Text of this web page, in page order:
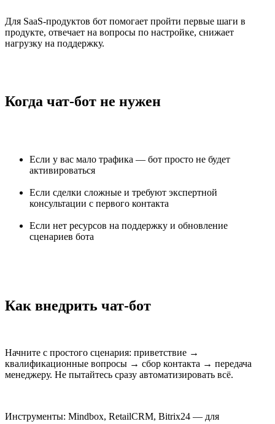
Для SaaS-продуктов бот помогает пройти первые шаги в
продукте, отвечает на вопросы по настройке, снижает
нагрузку на поддержку.
Когда чат-бот не нужен
Если у вас мало трафика — бот просто не будет
активироваться
Если сделки сложные и требуют экспертной
консультации с первого контакта
Если нет ресурсов на поддержку и обновление
сценариев бота
Как внедрить чат-бот
Начните с простого сценария: приветствие →
квалификационные вопросы → сбор контакта → передача
менеджеру. Не пытайтесь сразу автоматизировать всё.
Инструменты: Mindbox, RetailCRM, Bitrix24 — для